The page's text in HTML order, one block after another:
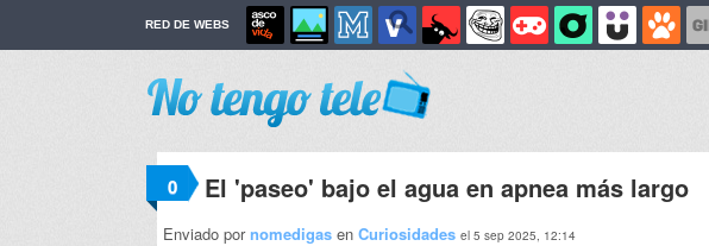
RED DE WEBS
0 El 'paseo' bajo el agua en apnea más largo
Enviado pornomedigas en Curiosidades el 5 sep 2025, 12:14